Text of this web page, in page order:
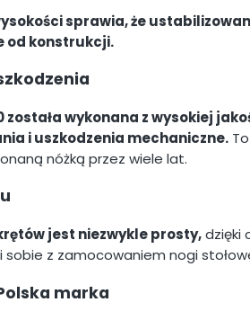
sprawia, że
od konstrukcji.
została wykonana z wysokiej
i uszkodzenia mechaniczne.
nóżką przez wiele lat.
jest niezwykle prosty,dzięki
z zamocowaniem nogi
marka